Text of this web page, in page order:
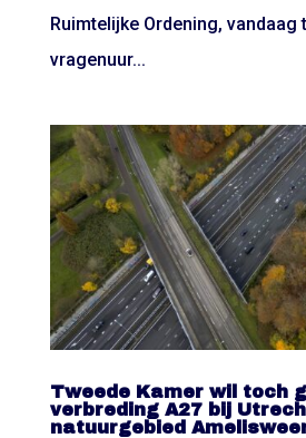
Ruimtelijke Ordening, vandaag
vragenuur...
Tweede Kamer wil toch
verbreding A27 bij
natuurgebied